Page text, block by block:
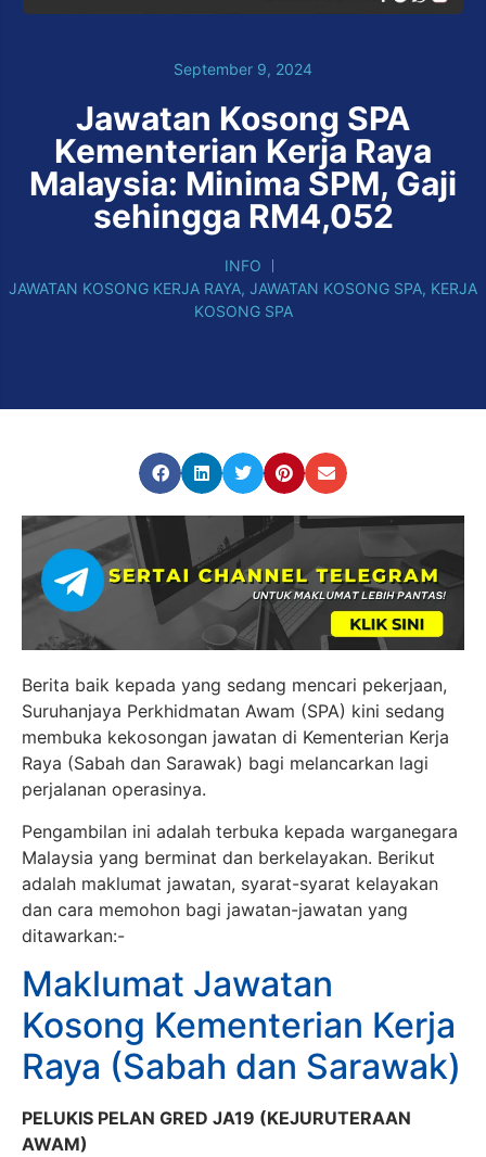
September 9, 2024
Jawatan Kosong SPA
Kementerian Kerja Raya
Malaysia: Minima SPM, Gaji
sehingga RM4,052
INFO
JAWATAN KOSONG KERJA RAYA, JAWATAN KOSONG SPA, KERJA
KOSONG SPA
Berita baik kepada yang sedang mencari pekerjaan,
Suruhanjaya Perkhidmatan Awam (SPA) kini sedang
membuka kekosongan jawatan di Kementerian Kerja
Raya (Sabah dan Sarawak) bagi melancarkan lagi
perjalanan operasinya.
Pengambilan ini adalah terbuka kepada warganegara
Malaysia yang berminat dan berkelayakan. Berikut
adalah maklumat jawatan, syarat-syarat kelayakan
dan cara memohon bagi jawatan-jawatan yang
ditawarkan:-
Maklumat Jawatan
Kosong Kementerian Kerja
Raya (Sabah dan Sarawak)
PELUKIS PELAN GRED JA19 (KEJURUTERAAN
AWAM)